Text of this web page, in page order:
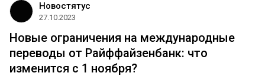
Новостятус
27.10.2023
Новые ограничения на международные
переводы от Райффайзенбанк: что
изменится с 1 ноября?